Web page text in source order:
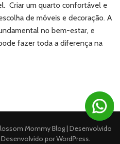
Criar um quarto confortável e
de móveis e decoração. A
no bem-estar, e
fazer toda a diferença na
Mommy Blog | Desenvolvido
Desenvolvido porWordPress.